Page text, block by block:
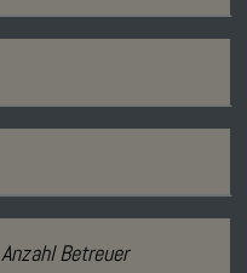
Anzahl Betreuer